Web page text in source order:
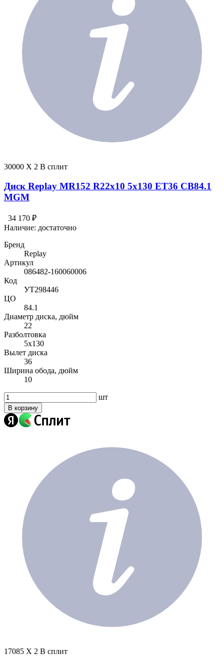
30000 X 2 В сплит
Диск Replay MR152 R22x10 5x130 ET36 CB84.1
MGM
34 170 ₽
Наличие: достаточно
Бренд
Replay
Артикул
086482-160060006
Код
УТ298446
ЦО
84.1
Диаметр диска, дюйм
22
Разболтовка
5x130
Вылет диска
36
Ширина обода, дюйм
10
шт
В корзину
17085 X 2 В сплит